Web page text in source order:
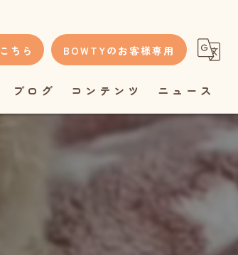
ちら BOWTYのお客様専用
ブログ コンテンツ ニュース